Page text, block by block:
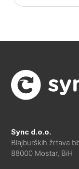
Sync d.o.o.
Blajburških žrtava
88000 Mostar, BiH